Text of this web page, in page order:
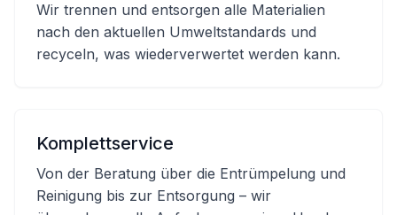
Wir trennen und entsorgen alle Materialien
nach den aktuellen Umweltstandards und
recyceln, was wiederverwertet werden kann.
Komplettservice
Von der Beratung über die Entrümpelung und
Reinigung bis zur Entsorgung – wir